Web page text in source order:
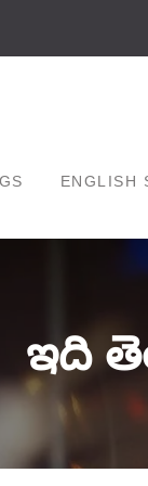
ENGLISH
ఇది